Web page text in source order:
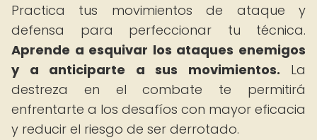
Practica tus movimientos de ataque y
defensa para perfeccionar tu técnica.
Aprende a esquivar los ataques enemigos
y a anticiparte a sus movimientos. La
destreza en el combate te permitirá
enfrentarte a los desafíos con mayor eficacia
y reducir el riesgo de ser derrotado.